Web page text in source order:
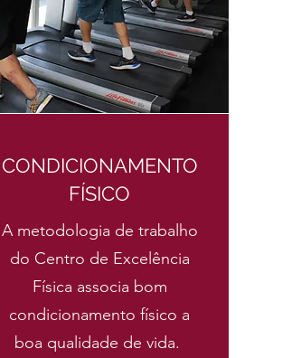
CONDICIONAMENTO
FÍSICO
A metodologia de trabalho
do Centro de Excelência
Física associa bom
condicionamento físico a
boa qualidade de vida.